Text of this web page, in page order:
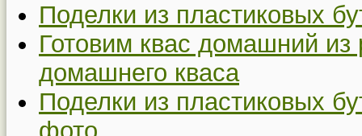
Поделки из пластиковых
Готовим квас домашний
домашнего кваса
Поделки из пластиковых